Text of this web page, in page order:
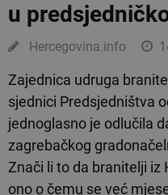
u
Hercegovina.info
Zajednica udruga
sjednici Predsjedništva
jednoglasno je odlučila
zagrebačkog
Znači li to da branitelji
ono o čemu se već